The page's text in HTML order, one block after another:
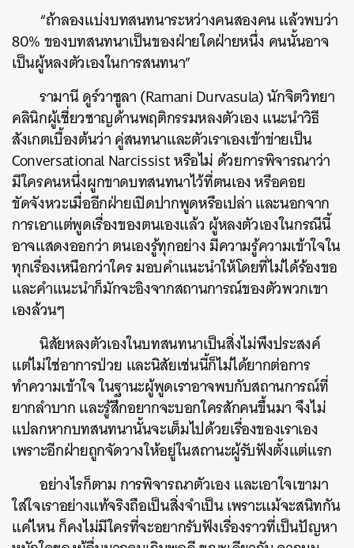
“ถ้าลองแบ่งบทสนทนาระหว่างคนสองคน แล้วพบว่า
80% ของบทสนทนาเป็นของฝ่ายใดฝ่ายหนึ่ง คนนั้นอาจ
เป็นผู้หลงตัวเองในการสนทนา”
รามานี ดูร์วาซูลา (Ramani Durvasula) นักจิตวิทยา
คลินิกผู้เชี่ยวชาญด้านพฤติกรรมหลงตัวเอง แนะนำวิธี
สังเกตเบื้องต้นว่า คู่สนทนาและตัวเราเองเข้าข่ายเป็น
Conversational Narcissist หรือไม่ ด้วยการพิจารณาว่า
มีใครคนหนึ่งผูกขาดบทสนทนาไว้ที่ตนเอง หรือคอย
ขัดจังหวะเมื่ออีกฝ่ายเปิดปากพูดหรือเปล่า และนอกจาก
การเอาแต่พูดเรื่องของตนเองแล้ว ผู้หลงตัวเองในกรณีนี้
อาจแสดงออกว่า ตนเองรู้ทุกอย่าง มีความรู้ความเข้าใจใน
ทุกเรื่องเหนือกว่าใคร มอบคำแนะนำให้โดยที่ไม่ได้ร้องขอ
และคำแนะนำก็มักจะอิงจากสถานการณ์ของตัวพวกเขา
เองล้วนๆ
นิสัยหลงตัวเองในบทสนทนาเป็นสิ่งไม่พึงประสงค์
แต่ไม่ใช่อาการป่วย และนิสัยเช่นนี้ก็ไม่ได้ยากต่อการ
ทำความเข้าใจ ในฐานะผู้พูดเราอาจพบกับสถานการณ์ที่
ยากลำบาก และรู้สึกอยากจะบอกใครสักคนขึ้นมา จึงไม่
แปลกหากบทสนทนานั้นจะเต็มไปด้วยเรื่องของเราเอง
เพราะอีกฝ่ายถูกจัดวางให้อยู่ในสถานะผู้รับฟังตั้งแต่แรก
อย่างไรก็ตาม การพิจารณาตัวเอง และเอาใจเขามา
ใส่ใจเราอย่างแท้จริงถือเป็นสิ่งจำเป็น เพราะแม้จะสนิทกัน
แค่ไหน ก็คงไม่มีใครที่จะอยากรับฟังเรื่องราวที่เป็นปัญหา